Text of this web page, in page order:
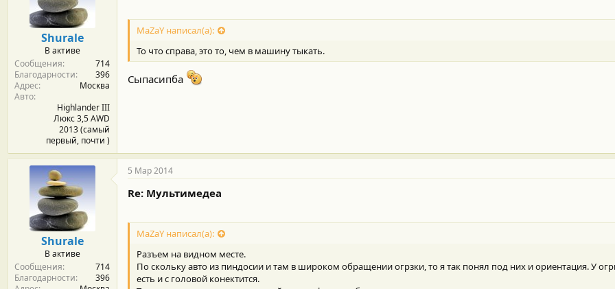
л
а
Shurale
В активе
Сообщения
714
Благодарности
396
Адрес
Москва
Авто
Highlander III
Люкс 3,5 AWD
2013 (самый
первый, почти )
MaZaY написал(а):
То что справа, это то, чем в машину тыкать.
Сыпасипба
Shurale
В активе
Сообщения
714
Благодарности
396
5 Мар 2014
Re: Мультимедеа
MaZaY написал(а):
Разъем на видном месте.
По скольку авто из пиндосии и там в широком обращении огрзки, то я так понял под них и ориентация. У
есть и с головой конектится.